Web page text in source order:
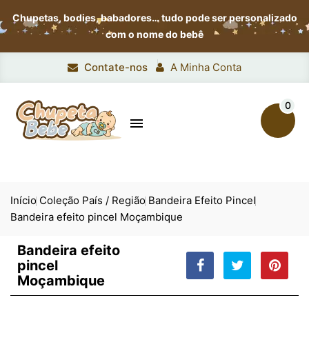
Chupetas, bodies, babadores…tudo pode ser personalizado
com o nome do bebê
Contate-nos A Minha Conta

0
Início Coleção País / Região Bandeira Efeito Pincel
Bandeira efeito pincel Moçambique
Bandeira efeito
pincel
Moçambique